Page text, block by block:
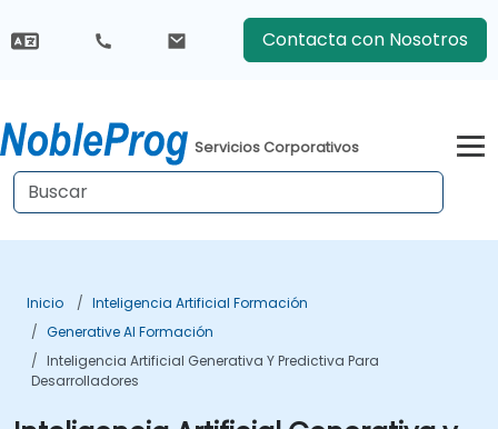
Contacta con Nosotros
Servicios Corporativos
Inicio
Inteligencia Artificial Formación
Generative AI Formación
Inteligencia Artificial Generativa Y Predictiva Para
Desarrolladores